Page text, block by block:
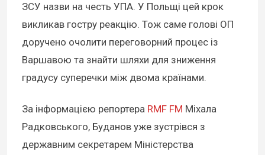
ЗСУ назви на честь УПА. У Польщі цей крок
викликав гостру реакцію. Тож саме голові ОП
доручено очолити переговорний процес із
Варшавою та знайти шляхи для зниження
градусу суперечки між двома країнами.
За інформацією репортера RMF FM Міхала
Радковського, Буданов уже зустрівся з
державним секретарем Міністерства